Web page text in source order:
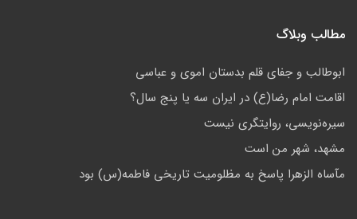
مطالب وبلاگ
ابوطالب و جفای قلم بدستان اموی و عباسی
اقامت امام رضا(ع) در ایران سه یا پنج سال؟
سیره­‌نویسی، روایتگری نیست
مشهد، شهر من است
مآساه الزهرا پاسخ به مظلومیت تاریخی فاطمه(س) بود